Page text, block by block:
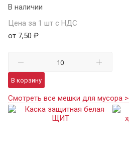
В наличии
Цена за 1 шт с НДС
от 7,50 ₽
В корзину
Смотреть все мешки для мусора >